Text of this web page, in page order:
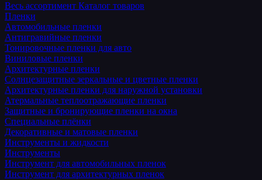
Весь ассортимент Каталог товаров
Пленки
Автомобильные пленки
Антигравийные пленки
Тонировочные пленки для авто
Виниловые пленки
Архитектурные пленки
Солнцезащитные зеркальные и цветные пленки
Архитектурные пленки для наружной установки
Атермальные теплоотражающие пленки
Защитные и бронирующие пленки на окна
Специальные плёнки
Декоративные и матовые пленки
Инструменты и жидкости
Инструменты
Инструмент для автомобильных пленок
Инструмент для архитектурных пленок